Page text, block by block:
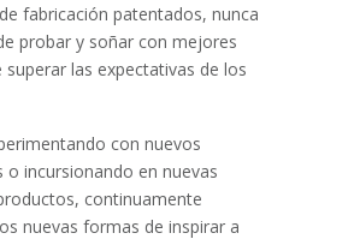
fabricación patentados, nunca
probar y soñar con mejores
las expectativas de los
con nuevos
o incursionando en nuevas
continuamente
nuevas formas de inspirar a